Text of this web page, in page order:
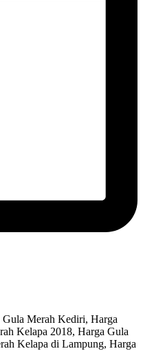
Merah Kediri, Harga
Kelapa 2018, Harga Gula
Kelapa di Lampung, Harga